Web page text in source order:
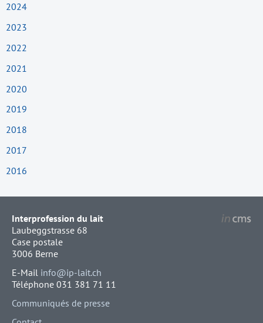
2024
2023
2022
2021
2020
2019
2018
2017
2016
Interprofession du lait
Laubeggstrasse 68
Case postale
3006 Berne
E-Mail info@ip-lait.ch
Téléphone 031 381 71 11
Communiqués de presse